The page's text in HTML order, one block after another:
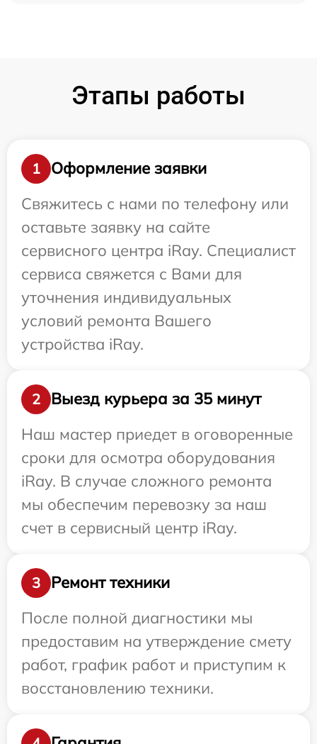
Этапы работы
1
Оформление заявки
Свяжитесь с нами по телефону или
оставьте заявку на сайте
сервисного центра iRay. Специалист
сервиса свяжется с Вами для
уточнения индивидуальных
условий ремонта Вашего
устройства iRay.
2
Выезд курьера за 35 минут
Наш мастер приедет в оговоренные
сроки для осмотра оборудования
iRay. В случае сложного ремонта
мы обеспечим перевозку за наш
счет в сервисный центр iRay.
3
Ремонт техники
После полной диагностики мы
предоставим на утверждение смету
работ, график работ и приступим к
восстановлению техники.